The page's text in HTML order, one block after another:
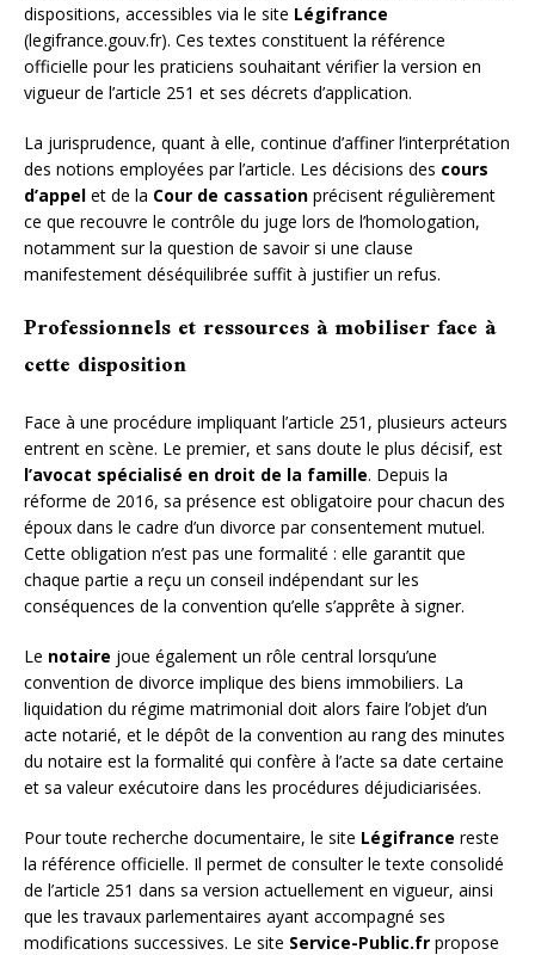
dispositions, accessibles via le site Légifrance
(legifrance.gouv.fr). Ces textes constituent la référence
officielle pour les praticiens souhaitant vérifier la version en
vigueur de l’article 251 et ses décrets d’application.
La jurisprudence, quant à elle, continue d’affiner l’interprétation
des notions employées par l’article. Les décisions des cours
d’appel et de la Cour de cassation précisent régulièrement
ce que recouvre le contrôle du juge lors de l’homologation,
notamment sur la question de savoir si une clause
manifestement déséquilibrée suffit à justifier un refus.
Professionnels et ressources à mobiliser face à
cette disposition
Face à une procédure impliquant l’article 251, plusieurs acteurs
entrent en scène. Le premier, et sans doute le plus décisif, est
l’avocat spécialisé en droit de la famille. Depuis la
réforme de 2016, sa présence est obligatoire pour chacun des
époux dans le cadre d’un divorce par consentement mutuel.
Cette obligation n’est pas une formalité : elle garantit que
chaque partie a reçu un conseil indépendant sur les
conséquences de la convention qu’elle s’apprête à signer.
Le notaire joue également un rôle central lorsqu’une
convention de divorce implique des biens immobiliers. La
liquidation du régime matrimonial doit alors faire l’objet d’un
acte notarié, et le dépôt de la convention au rang des minutes
du notaire est la formalité qui confère à l’acte sa date certaine
et sa valeur exécutoire dans les procédures déjudiciarisées.
Pour toute recherche documentaire, le site Légifrance reste
la référence officielle. Il permet de consulter le texte consolidé
de l’article 251 dans sa version actuellement en vigueur, ainsi
que les travaux parlementaires ayant accompagné ses
modifications successives. Le site Service-Public.fr propose